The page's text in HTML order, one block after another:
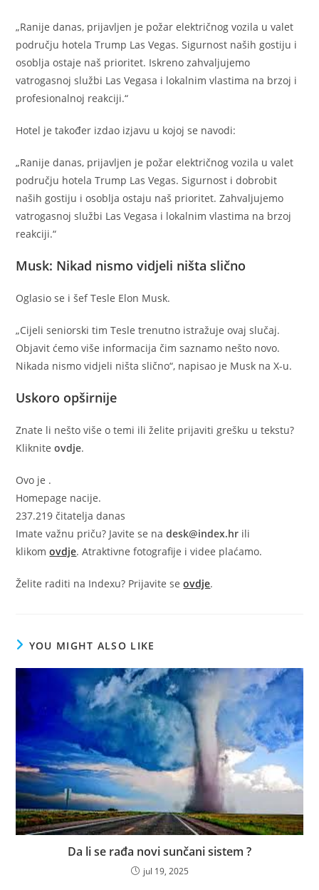
„Ranije danas, prijavljen je požar električnog vozila u valet
području hotela Trump Las Vegas. Sigurnost naših gostiju i
osoblja ostaje naš prioritet. Iskreno zahvaljujemo
vatrogasnoj službi Las Vegasa i lokalnim vlastima na brzoj i
profesionalnoj reakciji.“
Hotel je također izdao izjavu u kojoj se navodi:
„Ranije danas, prijavljen je požar električnog vozila u valet
području hotela Trump Las Vegas. Sigurnost i dobrobit
naših gostiju i osoblja ostaju naš prioritet. Zahvaljujemo
vatrogasnoj službi Las Vegasa i lokalnim vlastima na brzoj
reakciji.“
Musk: Nikad nismo vidjeli ništa slično
Oglasio se i šef Tesle Elon Musk.
„Cijeli seniorski tim Tesle trenutno istražuje ovaj slučaj.
Objavit ćemo više informacija čim saznamo nešto novo.
Nikada nismo vidjeli ništa slično“, napisao je Musk na X-u.
Uskoro opširnije
Znate li nešto više o temi ili želite prijaviti grešku u tekstu?
Klikniteovdje.
Ovo je .
Homepage nacije.
237.219 čitatelja danas
Imate važnu priču? Javite se nadesk@index.hr ili
klikomovdje. Atraktivne fotografije i videe plaćamo.
Želite raditi na Indexu? Prijavite seovdje.
YOU MIGHT ALSO LIKE
Da li se rađa novi sunčani sistem ?
jul 19, 2025